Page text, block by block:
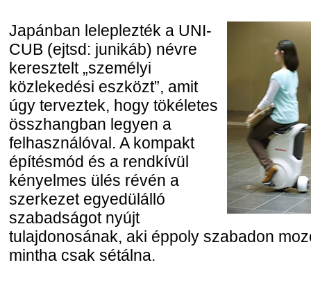
Japánban leleplezték a UNI-
CUB (ejtsd: junikáb) névre
keresztelt „személyi
közlekedési eszközt”, amit
úgy terveztek, hogy tökéletes
összhangban legyen a
felhasználóval. A kompakt
építésmód és a rendkívül
kényelmes ülés révén a
szerkezet egyedülálló
szabadságot nyújt
tulajdonosának, aki éppoly szabadon
mintha csak sétálna.